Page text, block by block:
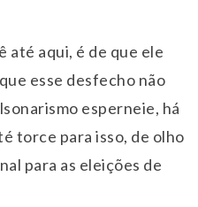
até aqui, é de que ele
esse desfecho não
esperneie, há
torce para isso, de olho
para as eleições de